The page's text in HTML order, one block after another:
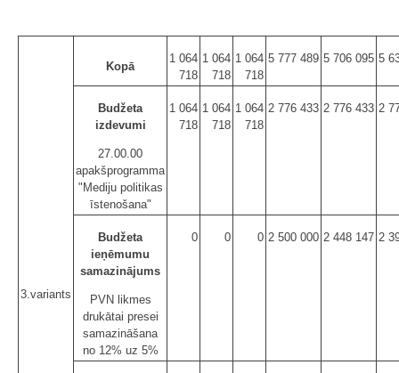
3.variants
Kopā
1 064
718
1 064
718
1 064
718
5 777 489 5 706 095 5
Budžeta
izdevumi
27.00.00
apakšprogramma
"Mediju politikas
īstenošana"
1 064
718
1 064
718
1 064
718
2 776 433 2 776 433 2
Budžeta
ieņēmumu
samazinājums
PVN likmes
drukātai presei
samazināšana
no 12% uz 5%
0 0 0 2 500 000 2 448 147 2